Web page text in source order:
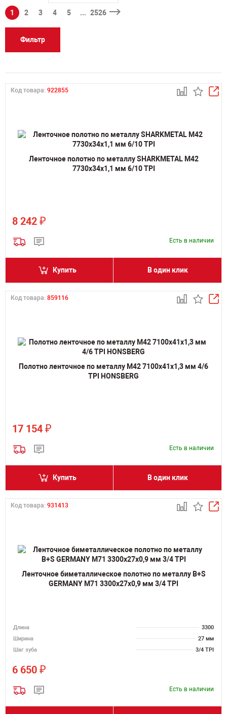
1 2 3 4 5 ... 2526
Фильтр
Код товара: 922855
Ленточное полотно по металлу SHARKMETAL M42
7730х34х1,1 мм 6/10 TPI
8 242 ₽
Есть в наличии
Купить В один клик
Код товара: 859116
Полотно ленточное по металлу M42 7100х41х1,3 мм 4/6
TPI HONSBERG
17 154 ₽
Есть в наличии
Купить В один клик
Код товара: 931413
Ленточное биметаллическое полотно по металлу B+S
GERMANY M71 3300х27х0,9 мм 3/4 TPI
Длина
3300
Ширина
27 мм
Шаг зуба
3/4 TPI
6 650 ₽
Есть в наличии